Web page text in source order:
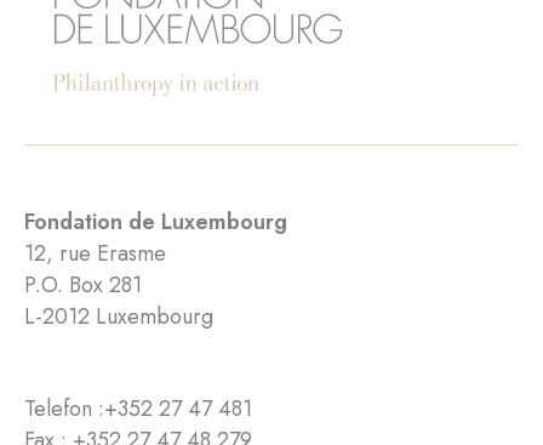
Fondation de Luxembourg
12, rue Erasme
P.O. Box 281
L-2012 Luxembourg
Telefon :+352 27 47 481